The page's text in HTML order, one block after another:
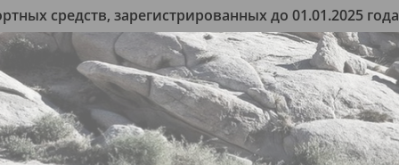
средств, зарегистрированных до 01.01.2025 года